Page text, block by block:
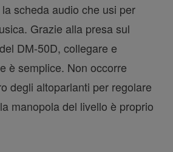
scheda audio che usi per
Grazie alla presa sul
DM-50D, collegare e
è semplice. Non occorre
degli altoparlanti per regolare
manopola del livello è proprio